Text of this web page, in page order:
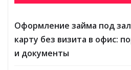
Оформление займа под
карту без визита в офис:
и документы